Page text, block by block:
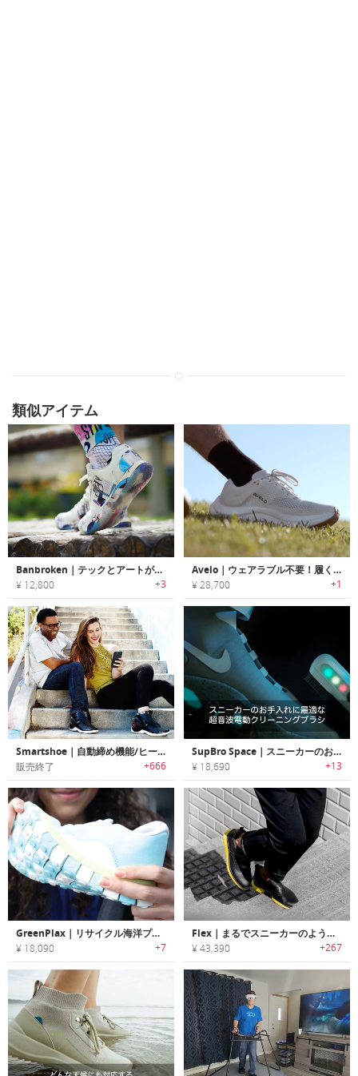
類似アイテム
Banbroken｜テックとアートが集結した、アスリート用スニーカー
¥ 12,800 +3
Avelo｜ウェアラブル不要！履くだけでトラッキングできるスマートランニングシューズ
¥ 28,700 +1
Smartshoe｜自動締め機能/ヒーティング機能搭載スマートスニーカー「スマートシューズ」
販売終了 +666
SupBro Space｜スニーカーのお手入れに最適な超音波電動クリーニングブラシ「サップブロスペース」
¥ 18,690 +13
GreenPlax｜リサイクル海洋プラスチック製のエコスニーカー「グリーンプラックス」
¥ 18,090 +7
Flex｜まるでスニーカーのような履き心地のビジネスシューズ「フレックス」
¥ 43,390 +267